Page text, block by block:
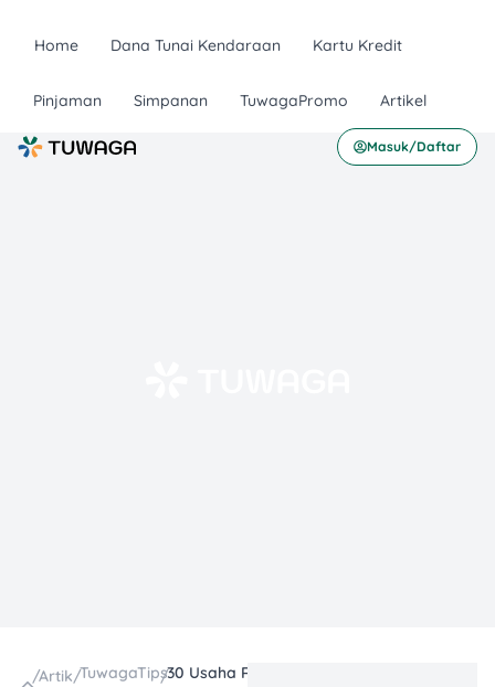
Home Dana Tunai Kendaraan Kartu Kredit
Pinjaman Simpanan TuwagaPromo Artikel
Masuk/Daftar
/Artik/TuwagaTips
/